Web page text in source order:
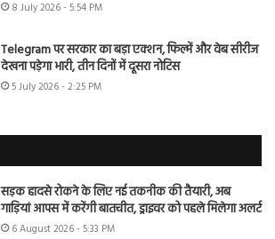
8 July 2026 - 5:54 PM
Telegram पर सरकार का बड़ा एक्शन, फिल्में और वेब सीरीज
देखना पड़ेगा भारी, तीन दिनों में दूसरा नोटिस
5 July 2026 - 2:25 PM
सड़क हादसे रोकने के लिए नई तकनीक की तैयारी, अब
गाड़ियां आपस में करेंगी बातचीत, ड्राइवर को पहले मिलेगा अलर्ट
6 August 2026 - 5:33 PM